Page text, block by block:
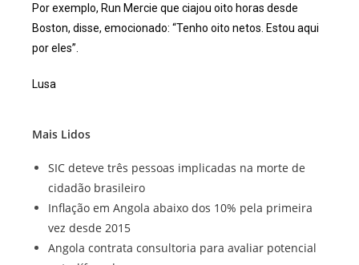
Por exemplo, Run Mercie que ciajou oito horas desde
Boston, disse, emocionado: “Tenho oito netos. Estou aqui
por eles”.
Lusa
Mais Lidos
SIC deteve três pessoas implicadas na morte de
cidadão brasileiro
Inflação em Angola abaixo dos 10% pela primeira
vez desde 2015
Angola contrata consultoria para avaliar potencial